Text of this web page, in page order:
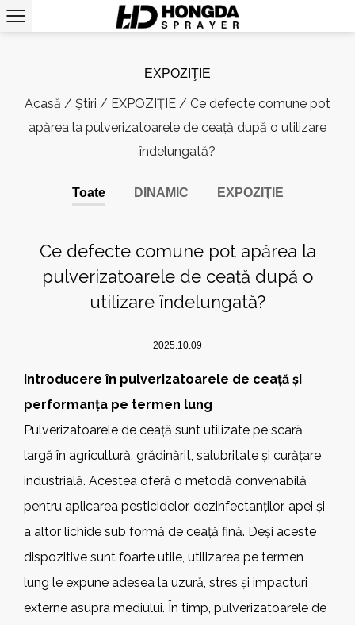
EXPOZIŢIE
Acasă / Știri / EXPOZIŢIE / Ce defecte comune pot
apărea la pulverizatoarele de ceață după o utilizare
îndelungată?
Toate DINAMIC EXPOZIŢIE
Ce defecte comune pot apărea la
pulverizatoarele de ceață după o
utilizare îndelungată?
2025.10.09
Introducere în pulverizatoarele de ceață și
performanța pe termen lung
Pulverizatoarele de ceață sunt utilizate pe scară
largă în agricultură, grădinărit, salubritate și curățare
industrială. Acestea oferă o metodă convenabilă
pentru aplicarea pesticidelor, dezinfectanților, apei și
a altor lichide sub formă de ceață fină. Deși aceste
dispozitive sunt foarte utile, utilizarea pe termen
lung le expune adesea la uzură, stres și impacturi
externe asupra mediului. În timp, pulverizatoarele de